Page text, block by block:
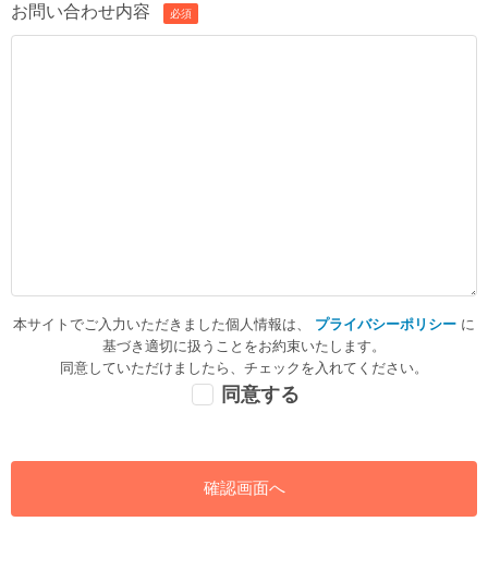
お問い合わせ内容 必須
本サイトでご入力いただきました個人情報は、 プライバシーポリシー に
基づき適切に扱うことをお約束いたします。
同意していただけましたら、チェックを入れてください。
同意する